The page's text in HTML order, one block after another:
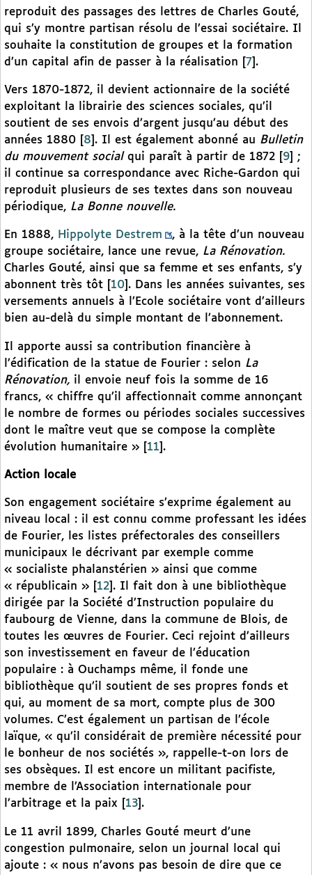
reproduit des passages des lettres de Charles Gouté,
qui s’y montre partisan résolu de l’essai sociétaire. Il
souhaite la constitution de groupes et la formation
d’un capital afin de passer à la réalisation
7 .
Vers 1870-1872, il devient actionnaire de la société
exploitant la librairie des sciences sociales, qu’il
soutient de ses envois d’argent jusqu’au début des
années 1880
8 . Il est également abonné au Bulletin
du mouvement socialqui paraît à partir de 1872 9
;
il continue sa correspondance avec Riche-Gardon qui
reproduit plusieurs de ses textes dans son nouveau
périodique, La Bonne nouvelle.
En 1888, Hippolyte Destrem
, à la tête d’un nouveau
groupe sociétaire, lance une revue, La Rénovation.
Charles Gouté, ainsi que sa femme et ses enfants, s’y
abonnent très tôt
10 . Dans les années suivantes, ses
versements annuels à l’Ecole sociétaire vont d’ailleurs
bien au-delà du simple montant de l’abonnement.
Il apporte aussi sa contribution financière à
l’édification de la statue de Fourier : selon La
Rénovation, il envoie neuf fois la somme de 16
francs, « chiffre qu’il affectionnait comme annonçant
le nombre de formes ou périodes sociales successives
dont le maître veut que se compose la complète
évolution humanitaire »
11 .
Action locale
Son engagement sociétaire s’exprime également au
niveau local : il est connu comme professant les idées
de Fourier, les listes préfectorales des conseillers
municipaux le décrivant par exemple comme
« socialiste phalanstérien » ainsi que comme
« républicain »
12 . Il fait don à une bibliothèque
dirigée par la Société d’Instruction populaire du
faubourg de Vienne, dans la commune de Blois, de
toutes les œuvres de Fourier. Ceci rejoint d’ailleurs
son investissement en faveur de l’éducation
populaire : à Ouchamps même, il fonde une
bibliothèque qu’il soutient de ses propres fonds et
qui, au moment de sa mort, compte plus de 300
volumes. C’est également un partisan de l’école
laïque, « qu’il considérait de première nécessité pour
le bonheur de nos sociétés », rappelle-t-on lors de
ses obsèques. Il est encore un militant pacifiste,
membre de l’Association internationale pour
l’arbitrage et la paix
13 .
Le 11 avril 1899, Charles Gouté meurt d’une
congestion pulmonaire, selon un journal local qui
ajoute : « nous n’avons pas besoin de dire que ce